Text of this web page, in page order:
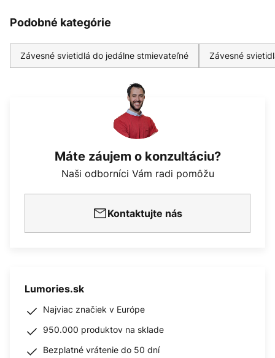
Podobné kategórie
Závesné svietidlá do jedálne stmievateľné Závesné
Máte záujem o konzultáciu?
Naši odborníci Vám radi pomôžu
Kontaktujte nás
Lumories.sk
Najviac značiek v Európe
950.000 produktov na sklade
Bezplatné vrátenie do 50 dní